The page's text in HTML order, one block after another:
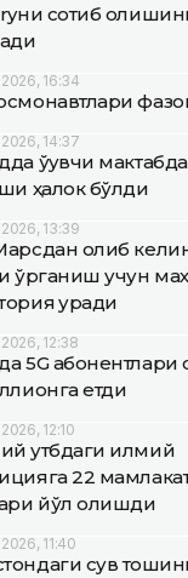
сотиб
16:34
14:37
ўқувчи мактабда
ҳалок бўлди
13:39
олиб
ўрганиш учун
қуради
12:38
5G абонентлари
етди
12:10
қутбдаги илмий
22
йўл олишди
11:40
сув